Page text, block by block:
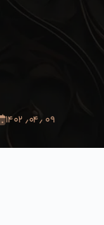
۰۹ ٫۰۴٫ ۱۴۰۲